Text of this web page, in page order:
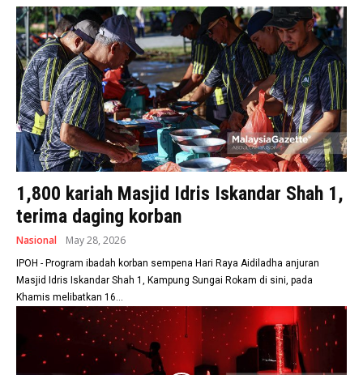
1,800 kariah Masjid Idris Iskandar Shah 1,
terima daging korban
Nasional May 28, 2026
IPOH - Program ibadah korban sempena Hari Raya Aidiladha anjuran
Masjid Idris Iskandar Shah 1, Kampung Sungai Rokam di sini, pada
Khamis melibatkan 16...